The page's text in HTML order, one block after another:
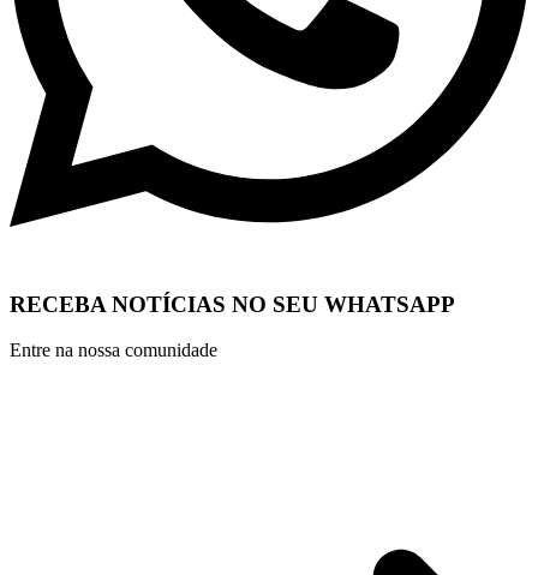
RECEBA NOTÍCIAS NO SEU WHATSAPP
Entre na nossa comunidade